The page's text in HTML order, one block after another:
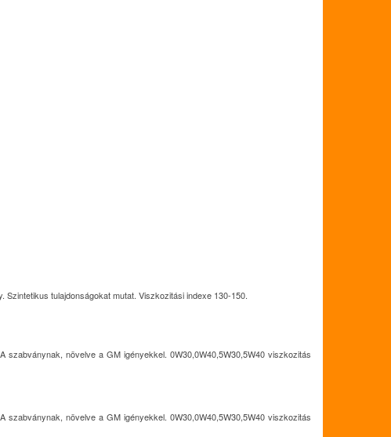
tulajdonságokat mutat. Viszkozitási indexe 130-150.
növelve a GM igényekkel. 0W30,0W40,5W30,5W40 viszkozitás
növelve a GM igényekkel. 0W30,0W40,5W30,5W40 viszkozitás